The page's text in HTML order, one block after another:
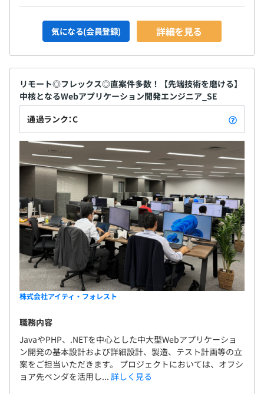
気になる(会員登録) 詳細を見る
リモート◎フレックス◎直案件多数！【先端技術を磨ける】
中核となるWebアプリケーション開発エンジニア_SE
通過ランク：C
株式会社アイティ・フォレスト
職務内容
JavaやPHP、.NETを中心とした中大型Webアプリケーショ
ン開発の基本設計および詳細設計、製造、テスト計画等の立
案をご担当いただきます。 プロジェクトにおいては、オフシ
ョア先ベンダを活用し... 詳しく見る